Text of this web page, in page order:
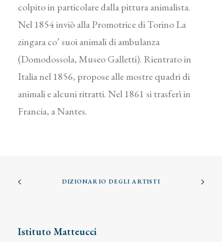
colpito in particolare dalla pittura animalista.
Nel 1854 inviò alla Promotrice di Torino La
zingara co’ suoi animali di ambulanza
(Domodossola, Museo Galletti). Rientrato in
Italia nel 1856, propose alle mostre quadri di
animali e alcuni ritratti. Nel 1861 si trasferì in
Francia, a Nantes.
DIZIONARIO DEGLI ARTISTI
Istituto Matteucci